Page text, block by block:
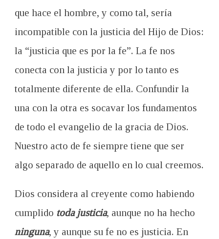
que hace el hombre, y como tal, sería
incompatible con la justicia del Hijo de Dios:
la “justicia que es por la fe”. La fe nos
conecta con la justicia y por lo tanto es
totalmente diferente de ella. Confundir la
una con la otra es socavar los fundamentos
de todo el evangelio de la gracia de Dios.
Nuestro acto de fe siempre tiene que ser
algo separado de aquello en lo cual creemos.
Dios considera al creyente como habiendo
cumplido toda justicia, aunque no ha hecho
ninguna, y aunque su fe no es justicia. En